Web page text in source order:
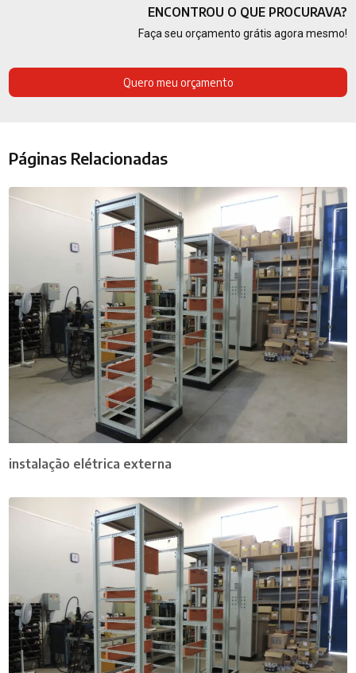
ENCONTROU O QUE PROCURAVA?
Faça seu orçamento grátis agora mesmo!
Quero meu orçamento
Páginas Relacionadas
instalação elétrica externa